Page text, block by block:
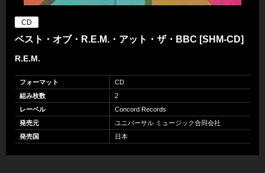
CD
ベスト・オブ・R.E.M.・アット・ザ・BBC [SHM-CD]
R.E.M.
フォーマット
CD
組み枚数
2
レーベル
Concord Records
発売元
ユニバーサル ミュージック合同会社
発売国
日本